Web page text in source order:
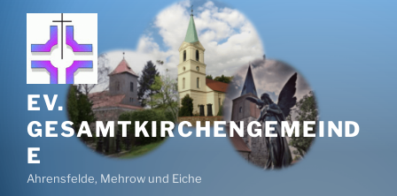
Zum
springen
EV.
GESAMTKIRCHENGEMEIND
E
Ahrensfelde, Mehrow und Eiche